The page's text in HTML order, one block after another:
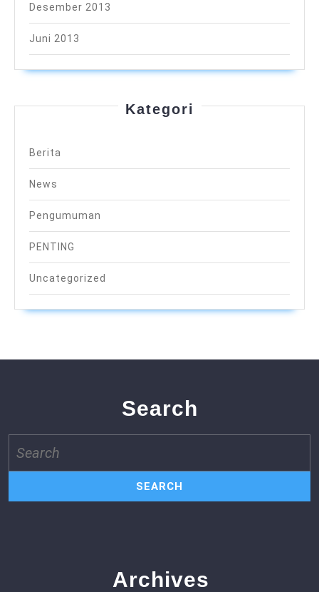
Desember 2013
Juni 2013
Kategori
Berita
News
Pengumuman
PENTING
Uncategorized
Search
for:
Archives